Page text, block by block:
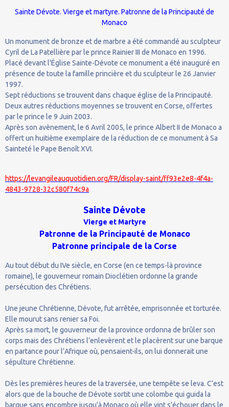
Sainte Dévote. Vierge et martyre. Patronne de la Principauté de
Monaco
Un monument de bronze et de marbre a été commandé au sculpteur
Cyril de La Patellière par le prince Rainier III de Monaco en 1996.
Placé devant l'Église Sainte-Dévote ce monument a été inauguré en
présence de toute la famille princière et du sculpteur le 26 Janvier
1997.
Sept réductions se trouvent dans chaque église de la Principauté.
Deux autres réductions moyennes se trouvent en Corse, offertes
par le prince le 9 Juin 2003.
Après son avènement, le 6 Avril 2005, le prince Albert II de Monaco a
offert un huitième exemplaire de la réduction de ce monument à Sa
Sainteté le Pape Benoît XVI.
https://levangileauquotidien.org/FR/display-saint/ff93e2e8-4f4a-
4843-9728-32c580f74c9a
Sainte Dévote
Vierge et Martyre
Patronne de la Principauté de Monaco
Patronne principale de la Corse
Au tout début du IVe siècle, en Corse (en ce temps-là province
romaine), le gouverneur romain Dioclétien ordonne la grande
persécution des Chrétiens.
Une jeune Chrétienne, Dévote, fut arrêtée, emprisonnée et torturée.
Elle mourut sans renier sa Foi.
Après sa mort, le gouverneur de la province ordonna de brûler son
corps mais des Chrétiens l’enlevèrent et le placèrent sur une barque
en partance pour l’Afrique où, pensaient-ils, on lui donnerait une
sépulture Chrétienne.
Dès les premières heures de la traversée, une tempête se leva. C’est
alors que de la bouche de Dévote sortit une colombe qui guida la
barque sans encombre jusqu'à Monaco où elle vint s’échouer dans le